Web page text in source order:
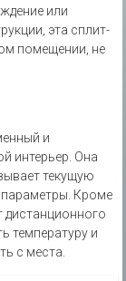
или
эта сплит-
помещении‚ не
и
интерьер. Она
текущую
параметры. Кроме
дистанционного
температуру и
с места.